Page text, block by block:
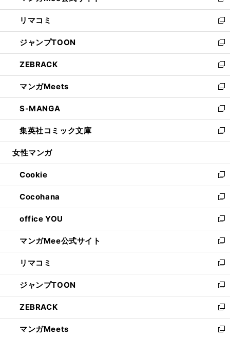
ウ
で
開
く
ン
ド
ウ
で
開
く
ウ
ィ
ン
ド
ウ
で
開
く
し
い
ウ
ィ
ン
ド
ウ
で
開
く
リマコミ
新
し
い
ウ
ィ
ン
ド
ウ
で
開
く
ジャンプTOON
新
し
い
ウ
ィ
ン
ド
ウ
で
開
ZEBRACK
新
し
い
ウ
ィ
ン
ド
ウ
開
く
マンガMeets
新
し
い
ウ
ィ
ン
ウ
で
開
く
S-MANGA
新
し
い
ウ
ン
ド
ウ
で
開
く
集英社コミック文庫
新
し
ウ
ィ
ン
ド
ウ
で
開
く
女性マンガ
Cookie
新
し
い
ウ
ィ
ン
ド
ウ
で
開
く
Cocohana
新
し
い
ウ
ィ
ン
ド
ウ
で
開
く
office YOU
新
し
い
ウ
ィ
ン
ド
ウ
で
開
く
マンガMee公式サイト
新
し
い
ウ
ィ
ン
ド
ウ
で
リマコミ
新
し
い
ウ
ィ
ン
ド
ジャンプTOON
新
し
い
ウ
ィ
ZEBRACK
新
し
い
マンガMeets
新